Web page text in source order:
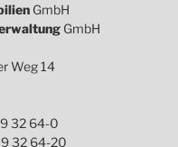
GmbH
GmbH
Weg 14
32 64-0
9 32 64-20